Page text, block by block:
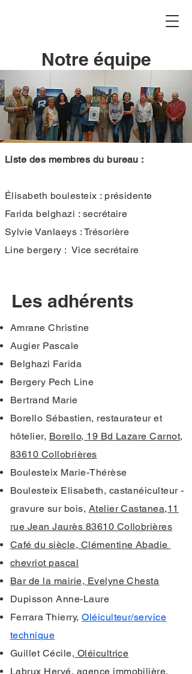
Notre équipe
Liste des membres du bureau :
Élisabeth boulesteix : présidente
Farida belghazi : secrétaire
Sylvie Vanlaeys : Trésorière
Line bergery : Vice secrétaire
Les adhérents
Amrane Christine
Augier Pascale
Belghazi Farida
Bergery Pech Line
Bertrand Marie
Borello Sébastien, restaurateur et
hôtelier, Borello, 19 Bd Lazare Carnot,
83610 Collobrières
Boulesteix Marie-Thérèse
Boulesteix Elisabeth, castanéiculteur -
gravure sur bois, Atelier Castanea,11
rue Jean Jaurès 83610 Collobrières
Café du siècle, Clémentine Abadie
chevriot pascal
Bar de la mairie, Evelyne Chesta
Dupisson Anne-Laure
Ferrara Thierry,Oléiculteur/service
technique
Guillet Cécile, Oléicultrice
Labrux Hervé, agence immobilière,